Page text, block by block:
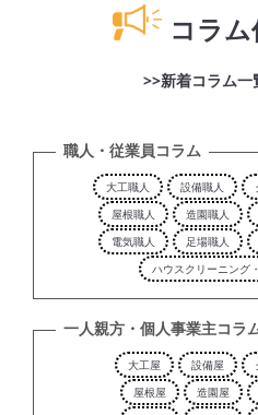
コラ
>>新着コラム一
職人・従業員コラム
大工職人 設備職人
屋根職人
造園職人
電気職人
足場職人
ハウスクリーニング
一人親方・個人事業主コラ
大工屋 設備屋
屋根屋
造園屋